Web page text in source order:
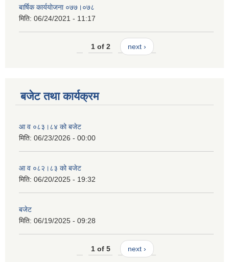
बार्षिक कार्ययाेजना ०७७।०७८
मिति: 06/24/2021 - 11:17
1 of 2 next ›
बजेट तथा कार्यक्रम
आ व ०८३।८४ को बजेट
मिति: 06/23/2026 - 00:00
आ व ०८२।८३ को बजेट
मिति: 06/20/2025 - 19:32
बजेट
मिति: 06/19/2025 - 09:28
1 of 5 next ›